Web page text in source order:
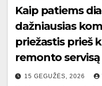
Kaip patiems
dažniausias
priežastis prieš
remonto
15 GEGUŽĖS, 2026